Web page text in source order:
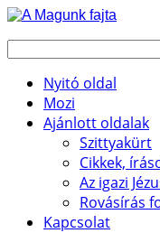
Nyitó oldal
Mozi
Ajánlott oldalak
Szittyakürt
Cikkek,
Az igazi
Rovásírás
Kapcsolat